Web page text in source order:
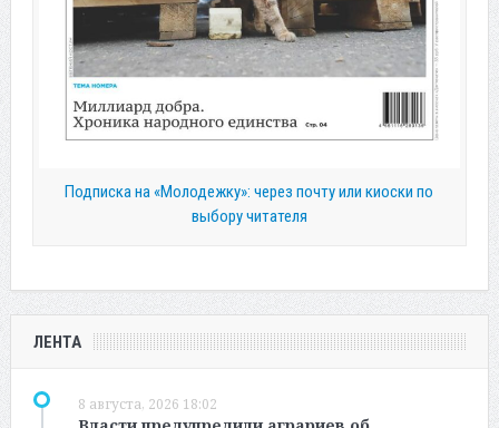
Подписка на «Молодежку»: через почту или киоски по
выбору читателя
ЛЕНТА
8 августа, 2026 18:02